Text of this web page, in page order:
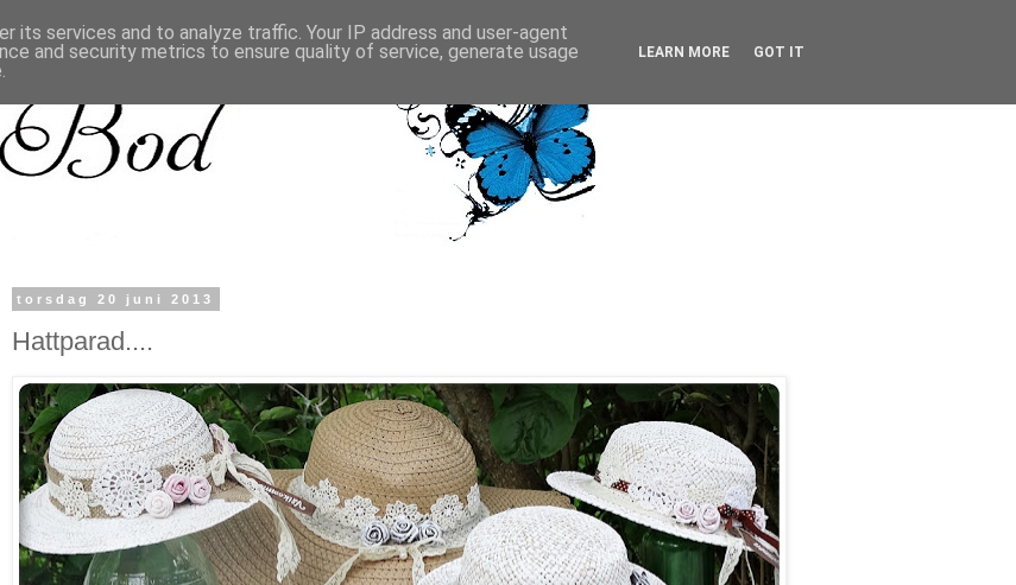
torsdag 20 juni 2013
Hattparad....
its services and to analyze traffic. Your IP address and user-agent
and security metrics to ensure quality of service, generate usage
LEARN MORE GOT IT